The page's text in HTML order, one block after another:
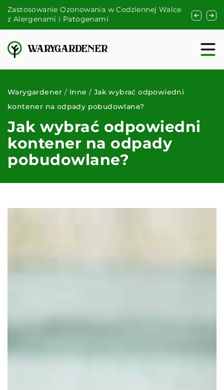
Zastosowanie Ozonowania w Codziennej Walce
z Alergenami i Patogenami
Warygardener / Inne / Jak wybrać odpowiedni
kontener na odpady pobudowlane?
Jak wybrać odpowiedni
kontener na odpady
pobudowlane?